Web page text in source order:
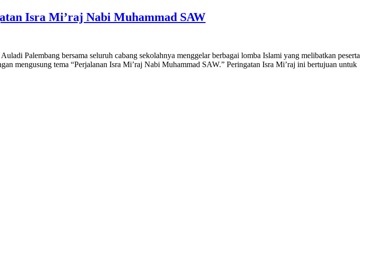
Isra Mi’raj Nabi Muhammad SAW
Palembang bersama seluruh cabang sekolahnya menggelar berbagai lomba Islami yang melibatkan peserta
mengusung tema “Perjalanan Isra Mi’raj Nabi Muhammad SAW.” Peringatan Isra Mi’raj ini bertujuan untuk